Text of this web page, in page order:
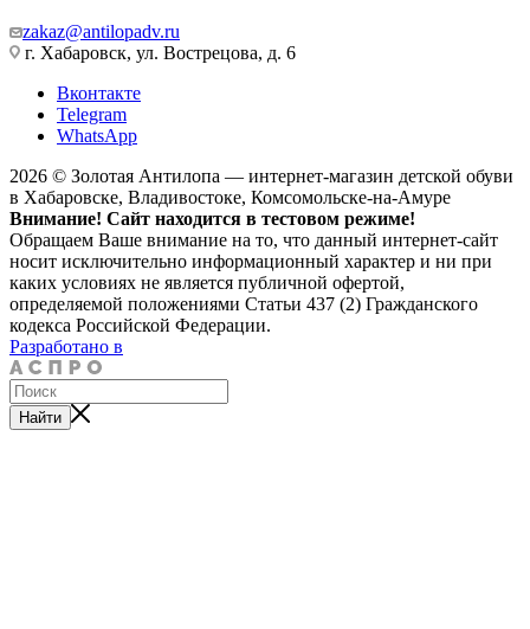
zakaz@antilopadv.ru
г. Хабаровск, ул. Вострецова, д. 6
Вконтакте
Telegram
WhatsApp
2026 © Золотая Антилопа — интернет-магазин детской обуви
в Хабаровске, Владивостоке, Комсомольске-на-Амуре
Внимание! Сайт находится в тестовом режиме!
Обращаем Ваше внимание на то, что данный интернет-сайт
носит исключительно информационный характер и ни при
каких условиях не является публичной офертой,
определяемой положениями Статьи 437 (2) Гражданского
кодекса Российской Федерации.
Разработано в
Найти